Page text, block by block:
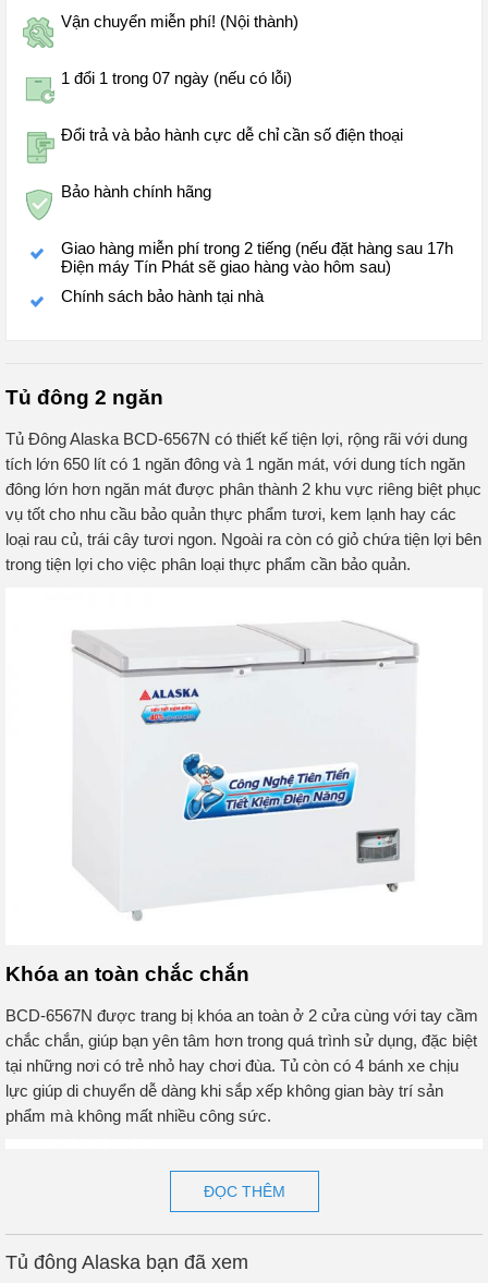
Vận chuyển miễn phí! (Nội thành)
1 đổi 1 trong 07 ngày (nếu có lỗi)
Đổi trả và bảo hành cực dễ chỉ cần số điện thoại
Bảo hành chính hãng
Giao hàng miễn phí trong 2 tiếng (nếu đặt hàng sau 17h
Điện máy Tín Phát sẽ giao hàng vào hôm sau)
Chính sách bảo hành tại nhà
Tủ đông 2 ngăn
Tủ Đông Alaska BCD-6567N có thiết kế tiện lợi, rộng rãi với dung
tích lớn 650 lít có 1 ngăn đông và 1 ngăn mát, với dung tích ngăn
đông lớn hơn ngăn mát được phân thành 2 khu vực riêng biệt phục
vụ tốt cho nhu cầu bảo quản thực phẩm tươi, kem lạnh hay các
loại rau củ, trái cây tươi ngon. Ngoài ra còn có giỏ chứa tiện lợi bên
trong tiện lợi cho việc phân loại thực phẩm cần bảo quản.
Khóa an toàn chắc chắn
BCD-6567N được trang bị khóa an toàn ở 2 cửa cùng với tay cầm
chắc chắn, giúp bạn yên tâm hơn trong quá trình sử dụng, đặc biệt
tại những nơi có trẻ nhỏ hay chơi đùa. Tủ còn có 4 bánh xe chịu
lực giúp di chuyển dễ dàng khi sắp xếp không gian bày trí sản
phẩm mà không mất nhiều công sức.
ĐỌC THÊM
Tủ đông Alaska bạn đã xem